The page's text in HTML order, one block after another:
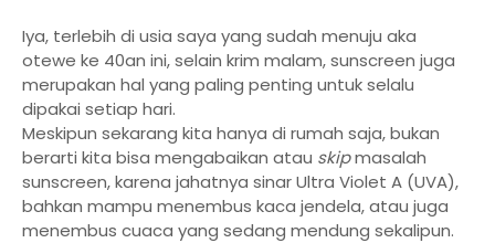
Iya, terlebih di usia saya yang sudah menuju aka
otewe ke 40an ini, selain krim malam, sunscreen juga
merupakan hal yang paling penting untuk selalu
dipakai setiap hari.
Meskipun sekarang kita hanya di rumah saja, bukan
berarti kita bisa mengabaikan atau skipmasalah
sunscreen, karena jahatnya sinar Ultra Violet A (UVA),
bahkan mampu menembus kaca jendela, atau juga
menembus cuaca yang sedang mendung sekalipun.